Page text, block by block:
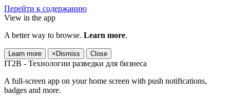
Перейти к содержанию
View in the app
A better way to browse. Learn more.
Learn more × Dismiss Close
IT2B - Технологии разведки для бизнеса
A full-screen app on your home screen with push notifications,
badges and more.